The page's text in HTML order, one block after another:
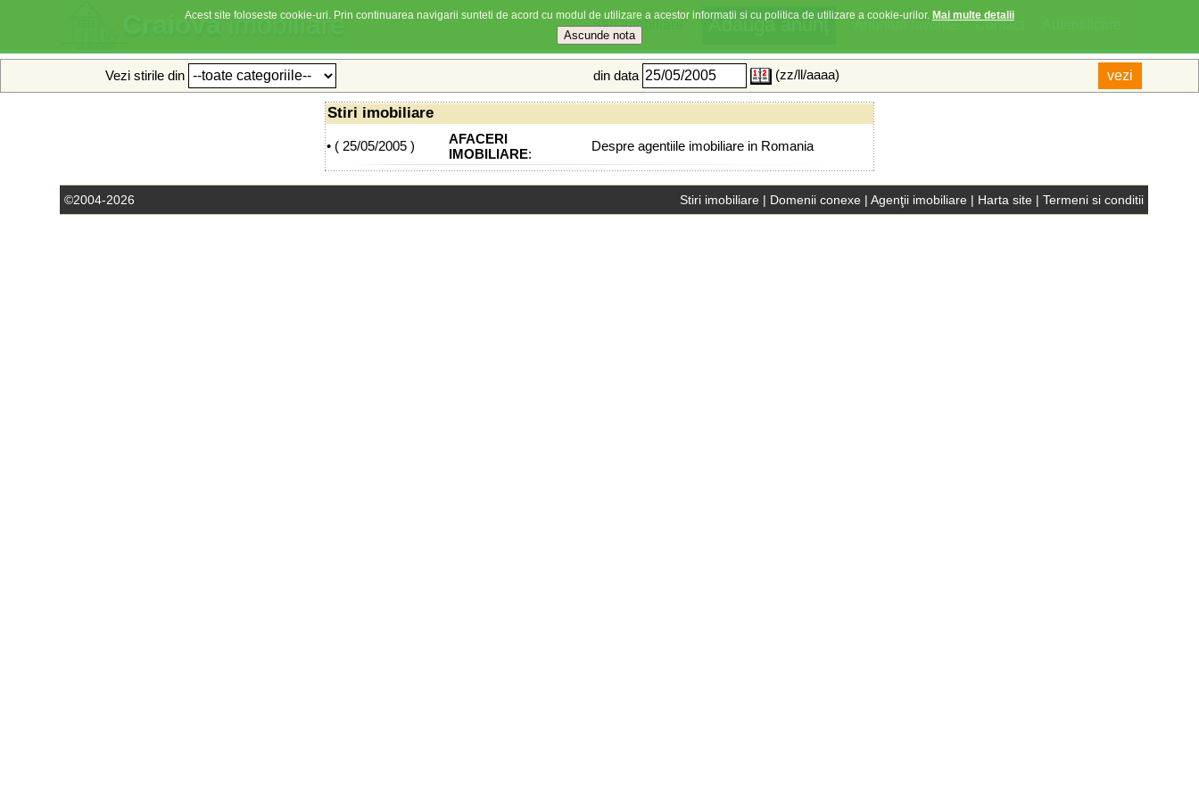
Craiovaimobiliare Contact
Anunturi favorite
Stiri imobiliare
Vezi stirile din din data (zz/ll/aaaa)
Stiri imobiliare
• ( 25/05/2005 )
AFACERI
IMOBILIARE:
Despre agentiile imobiliare in Romania
©2004-2026 Stiri imobiliare| Domenii conexe| Agenţii imobiliare| Harta site| Termeni si conditii
Acest site foloseste cookie-uri. Prin continuarea navigarii sunteti de acord cu modul de utilizare a acestor informatii si cu politica de utilizare a cookie-urilor. Mai multe detalii